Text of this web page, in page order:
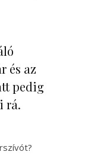
és az
pedig
rá.